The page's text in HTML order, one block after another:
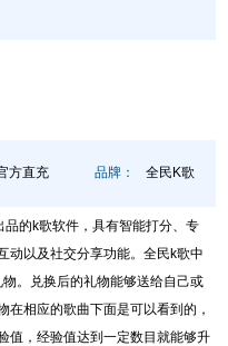
方直充 品牌： 全民K歌
品的k歌软件，具有智能打分、专
动以及社交分享功能。全民k歌中
。兑换后的礼物能够送给自己或
在相应的歌曲下面是可以看到的，
值，经验值达到一定数目就能够升